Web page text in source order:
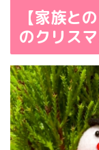
【家族と
のクリスマ